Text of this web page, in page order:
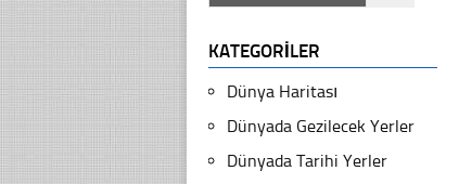
KATEGORILER
Dünya Haritası
Dünyada Gezilecek Yerler
Dünyada Tarihi Yerler